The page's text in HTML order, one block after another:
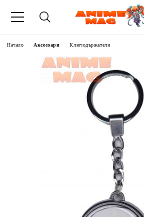
Начало Аксесоари Ключодържатели